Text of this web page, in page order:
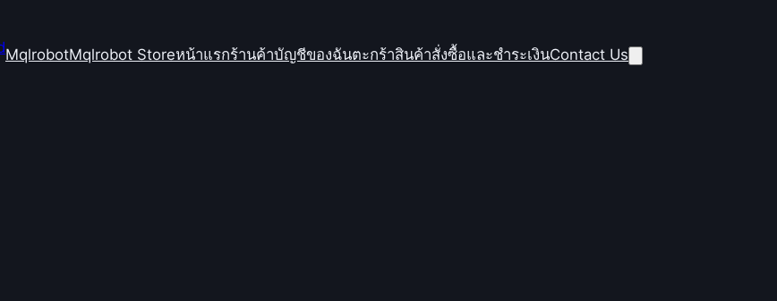
MqlrobotMqlrobot Storeหน้าแรกร้านค้าบัญชีของฉันตะกร้าสินค้าสั่งซื้อและชำระเงินContact Us